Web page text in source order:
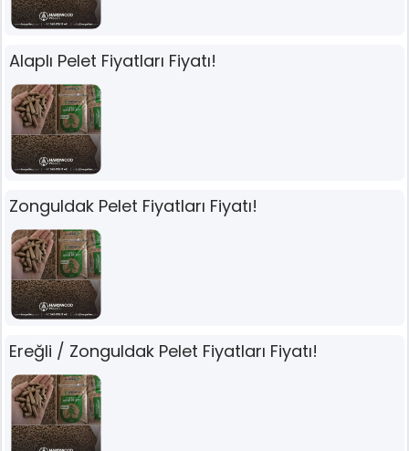
Alaplı Pelet Fiyatları Fiyatı!
Zonguldak Pelet Fiyatları Fiyatı!
Ereğli / Zonguldak Pelet Fiyatları Fiyatı!